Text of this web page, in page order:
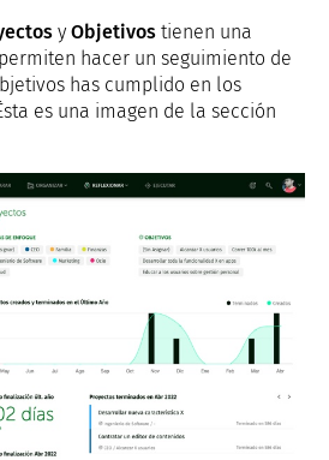
y Objetivos tienen una
hacer un seguimiento de
has cumplido en los
es una imagen de la sección